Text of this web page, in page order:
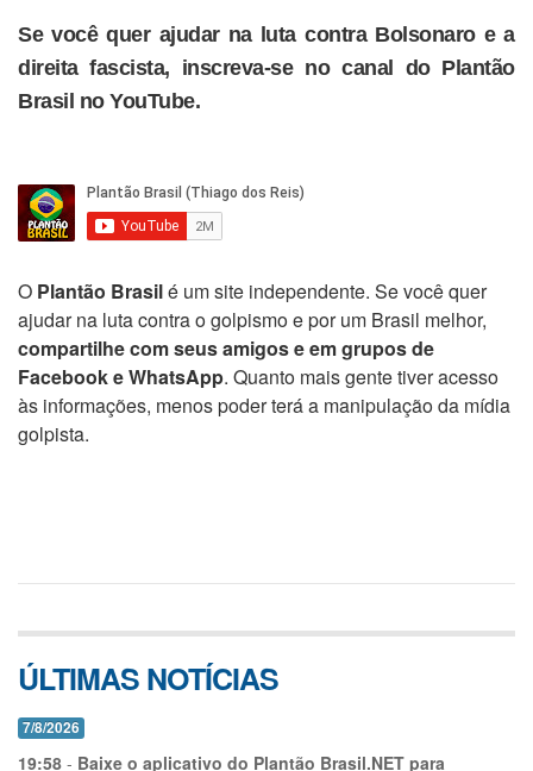
Se você quer ajudar na luta contra Bolsonaro e a
direita fascista, inscreva-se no canal do Plantão
Brasil no YouTube.
O Plantão Brasilé um site independente. Se você quer
ajudar na luta contra o golpismo e por um Brasil melhor,
compartilhe com seus amigos e em grupos de
Facebook e WhatsApp. Quanto mais gente tiver acesso
às informações, menos poder terá a manipulação da mídia
golpista.
ÚLTIMAS NOTÍCIAS
7/8/2026
19:58 - Baixe o aplicativo do Plantão Brasil.NET para